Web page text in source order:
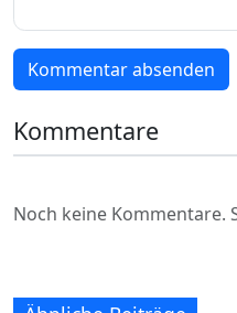
Kommentar absenden
Kommentare
Noch keine Kommentare.